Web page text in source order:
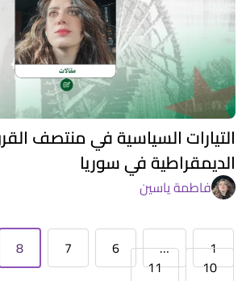
التيارات السياسية في منتصف
الديمقراطية في سوريا
فاطمة ياسين
1
…
6
7
8
10
11